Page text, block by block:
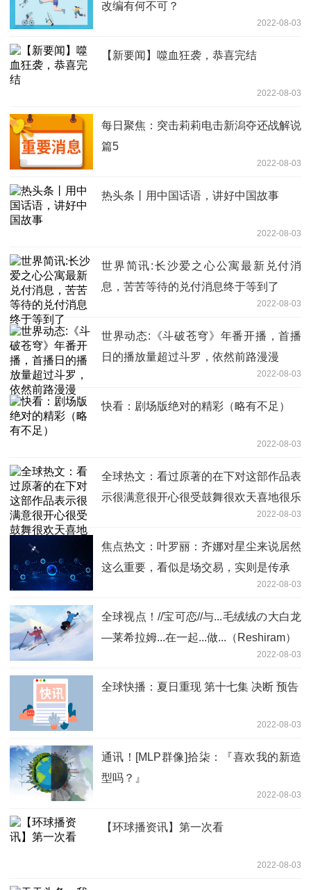
改编有何不可？
2022-08-03
【新要闻】噬血狂袭，恭喜完结
2022-08-03
每日聚焦：突击莉莉电击新潟夺还战解说
篇5
2022-08-03
热头条丨用中国话语，讲好中国故事
2022-08-03
世界简讯:长沙爱之心公寓最新兑付消
息，苦苦等待的兑付消息终于等到了
2022-08-03
世界动态:《斗破苍穹》年番开播，首播
日的播放量超过斗罗，依然前路漫漫
2022-08-03
快看：剧场版绝对的精彩（略有不足）
2022-08-03
全球热文：看过原著的在下对这部作品表
示很满意很开心很受鼓舞很欢天喜地很乐
2022-08-03
焦点热文：叶罗丽：齐娜对星尘来说居然
这么重要，看似是场交易，实则是传承
2022-08-03
全球视点！//宝可恋//与...毛绒绒の大白龙
—莱希拉姆...在一起...做...（Reshiram）
2022-08-03
全球快播：夏日重现 第十七集 决断 预告
2022-08-03
通讯！[MLP群像]拾柒：『喜欢我的新造
型吗？』
2022-08-03
【环球播资讯】第一次看
2022-08-03